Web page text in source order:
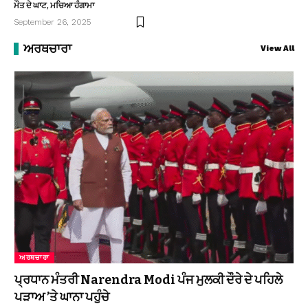
ਮੌਤ ਦੇ ਘਾਟ, ਮਚਿਆ ਹੰਗਾਮਾ
September 26, 2025
ਅਰਥਚਾਰਾ View All
ਅਰਥਚਾਰਾ
ਪ੍ਰਧਾਨ ਮੰਤਰੀ Narendra Modi ਪੰਜ ਮੁਲਕੀ ਦੌਰੇ ਦੇ ਪਹਿਲੇ
ਪੜਾਅ ’ਤੇ ਘਾਨਾ ਪਹੁੰਚੇ